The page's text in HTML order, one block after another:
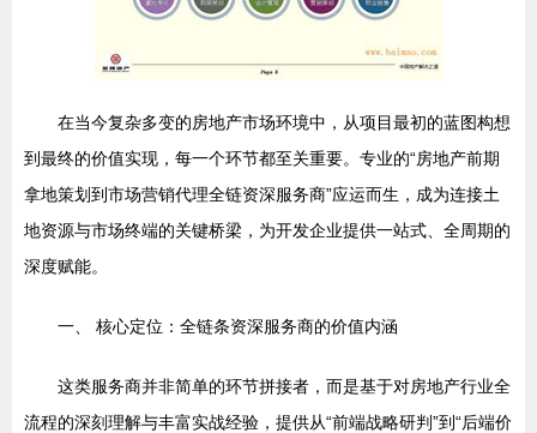
在当今复杂多变的房地产市场环境中，从项目最初的蓝图构想
到最终的价值实现，每一个环节都至关重要。专业的“房地产前期
拿地策划到市场营销代理全链资深服务商”应运而生，成为连接土
地资源与市场终端的关键桥梁，为开发企业提供一站式、全周期的
深度赋能。
一、 核心定位：全链条资深服务商的价值内涵
这类服务商并非简单的环节拼接者，而是基于对房地产行业全
流程的深刻理解与丰富实战经验，提供从“前端战略研判”到“后端价